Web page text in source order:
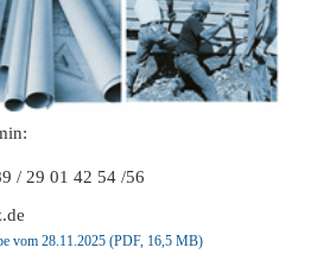
/ 29 01 42 54 /56
vom 28.11.2025 (PDF, 16,5 MB)